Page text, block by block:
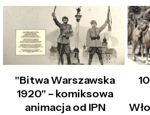
"Bitwa Warszawska
1920" – komiksowa
animacja od IPN